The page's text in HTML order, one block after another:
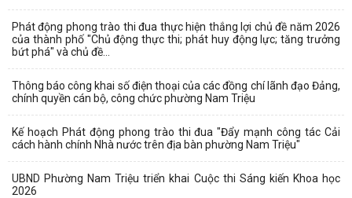
Phát động phong trào thi đua thực hiện thắng lợi chủ đề năm 2026
của thành phố "Chủ động thực thi; phát huy động lực; tăng trưởng
bứt phá" và chủ đề...
Thông báo công khai số điện thoại của các đồng chí lãnh đạo Đảng,
chính quyền cán bộ, công chức phường Nam Triệu
Kế hoạch Phát động phong trào thi đua "Đẩy mạnh công tác Cải
cách hành chính Nhà nước trên địa bàn phường Nam Triệu"
UBND Phường Nam Triệu triển khai Cuộc thi Sáng kiến Khoa học
2026